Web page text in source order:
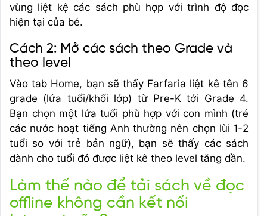
vùng liệt kệ các sách phù hợp với trình độ đọc
hiện tại của bé.
Cách 2: Mở các sách theo Grade và
theo level
Vào tab Home, bạn sẽ thấy Farfaria liệt kê tên 6
grade (lứa tuổi/khối lớp) từ Pre-K tới Grade 4.
Bạn chọn một lứa tuổi phù hợp với con mình (trẻ
các nước hoạt tiếng Anh thường nên chọn lùi 1-2
tuổi so với trẻ bản ngữ), bạn sẽ thấy các sách
dành cho tuổi đó được liệt kê theo level tăng dần.
Làm thế nào để tải sách về đọc
offline không cần kết nối